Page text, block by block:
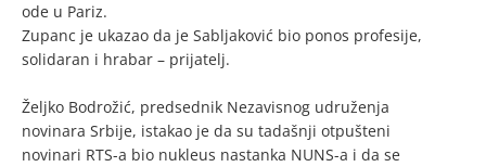
ode u Pariz.
Zupanc je ukazao da je Sabljaković bio ponos profesije,
solidaran i hrabar – prijatelj.
Željko Bodrožić, predsednik Nezavisnog udruženja
novinara Srbije, istakao je da su tadašnji otpušteni
novinari RTS-a bio nukleus nastanka NUNS-a i da se